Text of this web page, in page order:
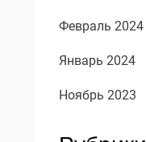
Февраль 2024
Январь 2024
Ноябрь 2023